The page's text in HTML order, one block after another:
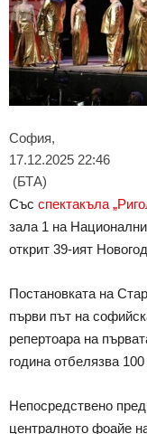
София,
17.12.2025 22:46
(БТА)
Със спектакъла
зала 1 на
открит 39-ият
Постановката на
първи път на
репертоара на
година отбелязва
Непосредствено
централното фоайе